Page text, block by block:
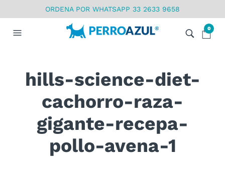
ORDENA POR WHATSAPP 33 2633 9658
0
hills-science-diet-
cachorro-raza-
gigante-recepa-
pollo-avena-1